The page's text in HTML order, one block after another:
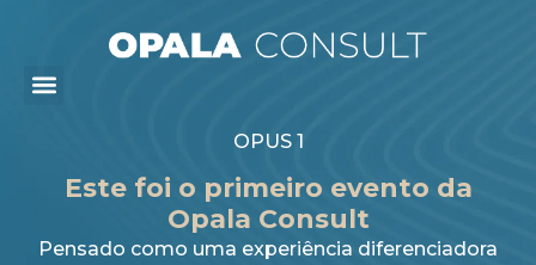
OPUS 1
Este foi o primeiro evento da
Opala Consult
Pensado como uma experiência diferenciadora